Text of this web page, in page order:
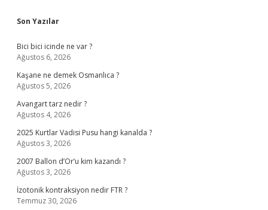
Sidebar
Son Yazılar
Bici bici icinde ne var ?
Ağustos 6, 2026
Kaşane ne demek Osmanlıca ?
Ağustos 5, 2026
Avangart tarz nedir ?
Ağustos 4, 2026
2025 Kurtlar Vadisi Pusu hangi kanalda ?
Ağustos 3, 2026
2007 Ballon d’Or’u kim kazandı ?
Ağustos 3, 2026
İzotonik kontraksiyon nedir FTR ?
Temmuz 30, 2026